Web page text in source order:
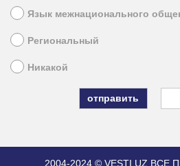
Язык межнационального
Региональный
Никакой
2004-2024 © VESTI.UZ ВСЕ